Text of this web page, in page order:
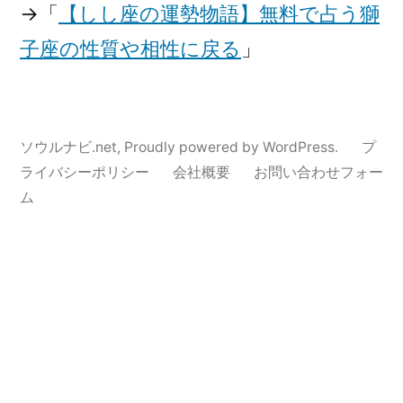
→「 【しし座の運勢物語】無料で占う獅
子座の性質や相性に戻る 」
ソウルナビ.net, Proudly powered by WordPress.
プ
ライバシーポリシー
会社概要
お問い合わせフォー
ム